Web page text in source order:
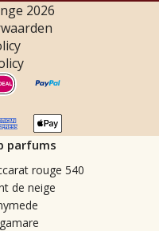
2026
parfums
rouge 540
de neige